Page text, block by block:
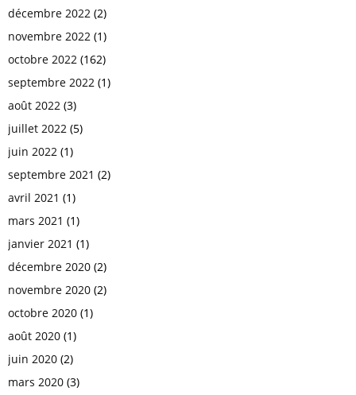
décembre 2022 (2)
novembre 2022 (1)
octobre 2022 (162)
septembre 2022 (1)
août 2022 (3)
juillet 2022 (5)
juin 2022 (1)
septembre 2021 (2)
avril 2021 (1)
mars 2021 (1)
janvier 2021 (1)
décembre 2020 (2)
novembre 2020 (2)
octobre 2020 (1)
août 2020 (1)
juin 2020 (2)
mars 2020 (3)